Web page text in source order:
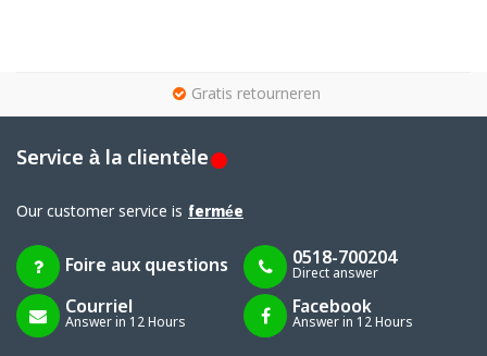
Gratis retourneren
Service à la clientèle
Our customer service is fermée
Foire aux questions 0518-700204
Direct answer
Courriel
Answer in 12 Hours
Facebook
Answer in 12 Hours